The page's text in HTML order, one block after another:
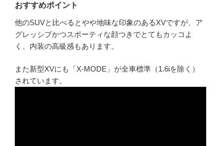
おすすめポイント
他のSUVと比べるとやや地味な印象のあるXVですが、ア
グレッシブかつスポーティな顔つきでとてもカッコよ
く、内装の高級感もあります。
また新型XVにも「X-MODE」が全車標準（1.6iを除く）
されています。